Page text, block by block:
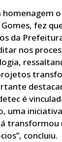
homenagem
fez
da
nos
é
uma
transformou
concluiu.